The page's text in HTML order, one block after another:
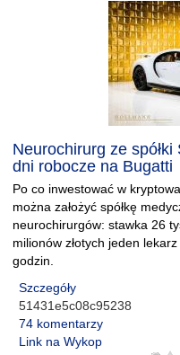
Neurochirurg ze
dni robocze na Bugatti
Po co inwestować w
można założyć spółkę
neurochirurgów: stawka 26
milionów złotych jeden
godzin.
Szczegóły
51431e5c08c95238
74 komentarzy
Link na Wykop